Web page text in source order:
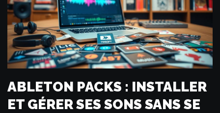
ABLETON PACKS : INSTALLER
ET GÉRER SES SONS SANS SE